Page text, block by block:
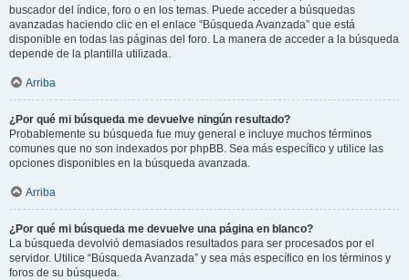
buscador del índice, foro o en los temas. Puede acceder a búsquedas
avanzadas haciendo clic en el enlace “Búsqueda Avanzada” que está
disponible en todas las páginas del foro. La manera de acceder a la búsqueda
depende de la plantilla utilizada.
Arriba
¿Por qué mi búsqueda me devuelve ningún resultado?
Probablemente su búsqueda fue muy general e incluye muchos términos
comunes que no son indexados por phpBB. Sea más específico y utilice las
opciones disponibles en la búsqueda avanzada.
Arriba
¿Por qué mi búsqueda me devuelve una página en blanco?
La búsqueda devolvió demasiados resultados para ser procesados por el
servidor. Utilice “Búsqueda Avanzada” y sea más específico en los términos y
foros de su búsqueda.